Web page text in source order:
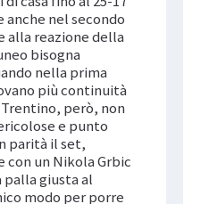
anche nel secondo
alla reazione della
bisogna
nella prima
più continuità
però, non
e punto
parità il set,
con un Nikola Grbic
palla giusta al
modo per porre